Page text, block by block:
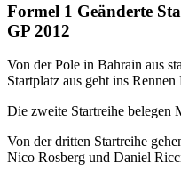
Formel 1 Geänderte
GP 2012
Von der Pole in Bahrain aus
Startplatz aus geht ins
Die zweite Startreihe belegen
Von der dritten Startreihe
Nico Rosberg und Daniel